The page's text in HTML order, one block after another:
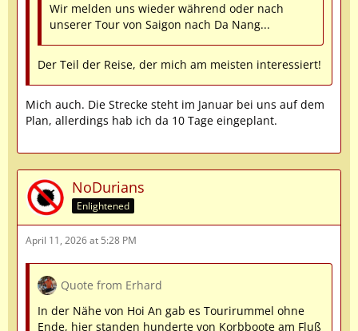
Wir melden uns wieder während oder nach
unserer Tour von Saigon nach Da Nang...
Der Teil der Reise, der mich am meisten interessiert!
Mich auch. Die Strecke steht im Januar bei uns auf dem
Plan, allerdings hab ich da 10 Tage eingeplant.
NoDurians
Enlightened
April 11, 2026 at 5:28 PM
Quote from Erhard
In der Nähe von Hoi An gab es Tourirummel ohne
Ende, hier standen hunderte von Korbboote am Fluß